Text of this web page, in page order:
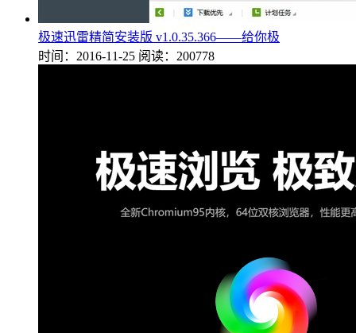
极速迅雷精简安装版 v1.0.35.366——给你极
时间：2016-11-25 阅读：200778